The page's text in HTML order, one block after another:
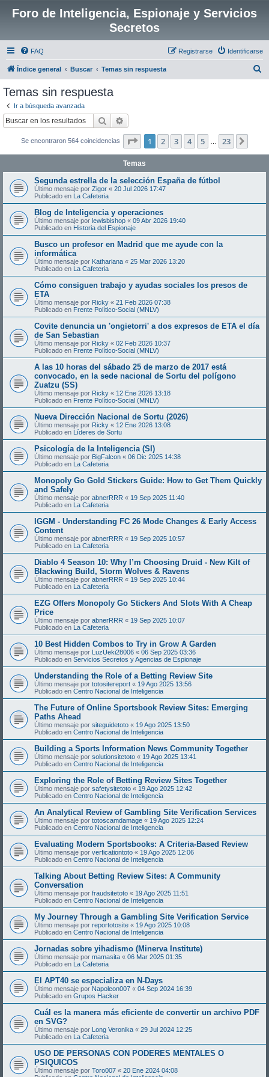
Foro de Inteligencia, Espionaje y Servicios
Secretos
FAQ Identificarse
Registrarse
Índice general Buscar Temas sin respuesta
Temas sin respuesta
Ir a búsqueda avanzada
Buscar
Se encontraron 564 coincidencias Página de 23
1 2 3 4 5 23
Temas
Segunda estrella de la selección España de fútbol
Último mensaje por Zigor « 20 Jul 2026 17:47
Publicado en La Cafeteria
Blog de Inteligencia y operaciones
Último mensaje por lewisbishop « 09 Abr 2026 19:40
Publicado en Historia del Espionaje
Busco un profesor en Madrid que me ayude con la
informática
Último mensaje por Kathariana « 25 Mar 2026 13:20
Publicado en La Cafeteria
Cómo consiguen trabajo y ayudas sociales los presos de
ETA
Último mensaje por Ricky « 21 Feb 2026 07:38
Publicado en Frente Político-Social (MNLV)
Covite denuncia un 'ongietorri' a dos expresos de ETA el día
de San Sebastian
Último mensaje por Ricky « 02 Feb 2026 10:37
Publicado en Frente Político-Social (MNLV)
A las 10 horas del sábado 25 de marzo de 2017 está
convocado, en la sede nacional de Sortu del polígono
Zuatzu (SS)
Último mensaje por Ricky « 12 Ene 2026 13:18
Publicado en Frente Político-Social (MNLV)
Nueva Dirección Nacional de Sortu (2026)
Último mensaje por Ricky « 12 Ene 2026 13:08
Publicado en Líderes de Sortu
Psicología de la Inteligencia (SI)
Último mensaje por BigFalcon « 06 Dic 2025 14:38
Publicado en La Cafeteria
Monopoly Go Gold Stickers Guide: How to Get Them Quickly
and Safely
Último mensaje por abnerRRR « 19 Sep 2025 11:40
Publicado en La Cafeteria
IGGM - Understanding FC 26 Mode Changes & Early Access
Content
Último mensaje por abnerRRR « 19 Sep 2025 10:57
Publicado en La Cafeteria
Diablo 4 Season 10: Why I’m Choosing Druid - New Kilt of
Blackwing Build, Storm Wolves & Ravens
Último mensaje por abnerRRR « 19 Sep 2025 10:44
Publicado en La Cafeteria
EZG Offers Monopoly Go Stickers And Slots With A Cheap
Price
Último mensaje por abnerRRR « 19 Sep 2025 10:07
Publicado en La Cafeteria
10 Best Hidden Combos to Try in Grow A Garden
Último mensaje por LuzUeki28006 « 06 Sep 2025 03:36
Publicado en Servicios Secretos y Agencias de Espionaje
Understanding the Role of a Betting Review Site
Último mensaje por totositereport « 19 Ago 2025 13:56
Publicado en Centro Nacional de Inteligencia
The Future of Online Sportsbook Review Sites: Emerging
Paths Ahead
Último mensaje por siteguidetoto « 19 Ago 2025 13:50
Publicado en Centro Nacional de Inteligencia
Building a Sports Information News Community Together
Último mensaje por solutionsitetoto « 19 Ago 2025 13:41
Publicado en Centro Nacional de Inteligencia
Exploring the Role of Betting Review Sites Together
Último mensaje por safetysitetoto « 19 Ago 2025 12:42
Publicado en Centro Nacional de Inteligencia
An Analytical Review of Gambling Site Verification Services
Último mensaje por totoscamdamage « 19 Ago 2025 12:24
Publicado en Centro Nacional de Inteligencia
Evaluating Modern Sportsbooks: A Criteria-Based Review
Último mensaje por verficationtoto « 19 Ago 2025 12:06
Publicado en Centro Nacional de Inteligencia
Talking About Betting Review Sites: A Community
Conversation
Último mensaje por fraudsitetoto « 19 Ago 2025 11:51
Publicado en Centro Nacional de Inteligencia
My Journey Through a Gambling Site Verification Service
Último mensaje por reportotosite « 19 Ago 2025 10:08
Publicado en Centro Nacional de Inteligencia
Jornadas sobre yihadismo (Minerva Institute)
Último mensaje por mamasita « 06 Mar 2025 01:35
Publicado en La Cafeteria
El APT40 se especializa en N-Days
Último mensaje por Napoleon007 « 04 Sep 2024 16:39
Publicado en Grupos Hacker
Cuál es la manera más eficiente de convertir un archivo PDF
en SVG?
Último mensaje por Long Veronika « 29 Jul 2024 12:25
Publicado en La Cafeteria
USO DE PERSONAS CON PODERES MENTALES O
PSIQUICOS
Último mensaje por Toro007 « 20 Ene 2024 04:08